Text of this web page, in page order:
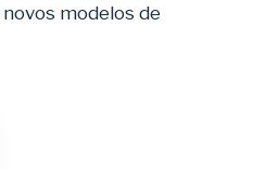
modelos de